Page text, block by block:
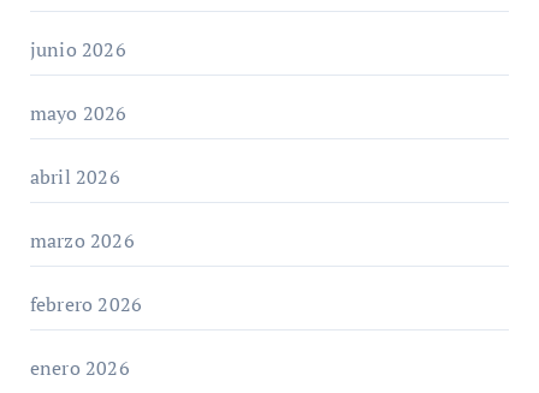
junio 2026
mayo 2026
abril 2026
marzo 2026
febrero 2026
enero 2026